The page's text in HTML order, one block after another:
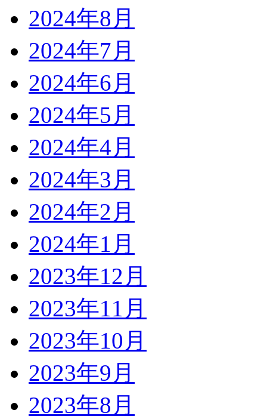
2024年8月
2024年7月
2024年6月
2024年5月
2024年4月
2024年3月
2024年2月
2024年1月
2023年12月
2023年11月
2023年10月
2023年9月
2023年8月